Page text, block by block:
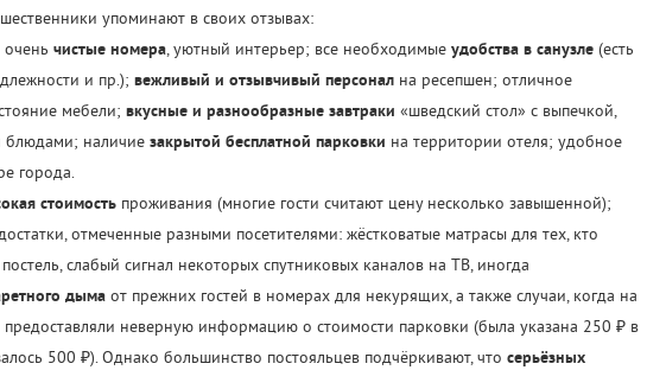
упоминают в своих отзывах:
чистые номера, уютный интерьер; все необходимые удобства в санузле(есть
и пр.); вежливый и отзывчивый персонална ресепшен; отличное
мебели; вкусные и разнообразные завтраки «шведский стол» с выпечкой,
блюдами; наличие закрытой бесплатной парковки на территории отеля; удобное
города.
стоимостьпроживания (многие гости считают цену несколько завышенной);
отмеченные разными посетителями: жёстковатые матрасы для тех, кто
слабый сигнал некоторых спутниковых каналов на ТВ, иногда
дымаот прежних гостей в номерах для некурящих, а также случаи, когда на
предоставляли неверную информацию о стоимости парковки (была указана 250 ₽ в
500 ₽). Однако большинство постояльцев подчёркивают, что серьёзных